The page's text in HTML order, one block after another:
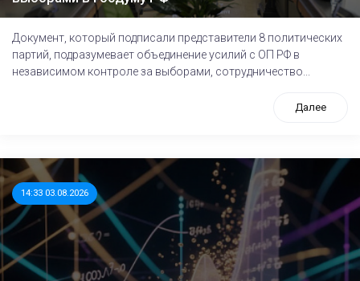
Документ, который подписали представители 8 политических
партий, подразумевает объединение усилий с ОП РФ в
независимом контроле за выборами, сотрудничество...
Далее
14:33 03.08.2026